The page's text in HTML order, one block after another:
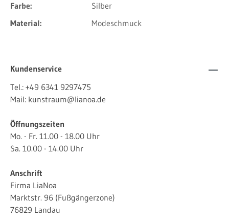
Farbe:
Silber
Material:
Modeschmuck
Kundenservice
Tel.: +49 6341 9297475
Mail: kunstraum@lianoa.de
Öffnungszeiten
Mo. - Fr. 11.00 - 18.00 Uhr
Sa. 10.00 - 14.00 Uhr
Anschrift
Firma LiaNoa
Marktstr. 96 (Fußgängerzone)
76829 Landau